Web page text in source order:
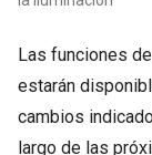
Las funciones
estarán
cambios
largo de las